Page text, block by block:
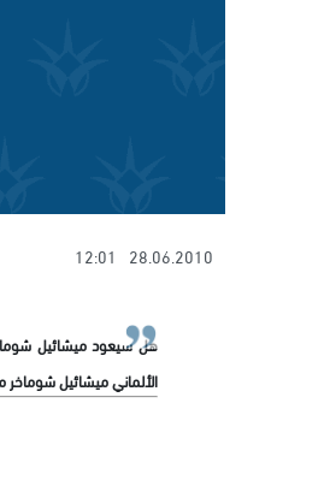
28.06.2010
12:01
هل سيعود ميشائيل
الألماني ميشائيل شوماخر